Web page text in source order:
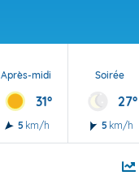
Après-midi
31°
5 km/h
Soirée
27°
5 km/h